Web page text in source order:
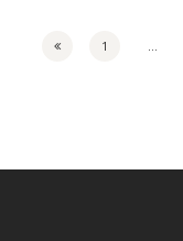
Page
1